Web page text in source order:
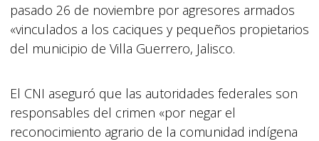
pasado 26 de noviembre por agresores armados
«vinculados a los caciques y pequeños propietarios
del municipio de Villa Guerrero, Jalisco.
El CNI aseguró que las autoridades federales son
responsables del crimen «por negar el
reconocimiento agrario de la comunidad indígena